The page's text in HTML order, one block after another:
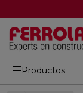
Productos